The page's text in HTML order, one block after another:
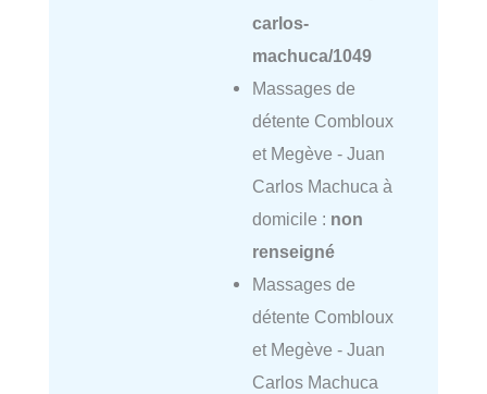
carlos-
machuca/1049
Massages de
détente Combloux
et Megève - Juan
Carlos Machuca à
domicile : non
renseigné
Massages de
détente Combloux
et Megève - Juan
Carlos Machuca